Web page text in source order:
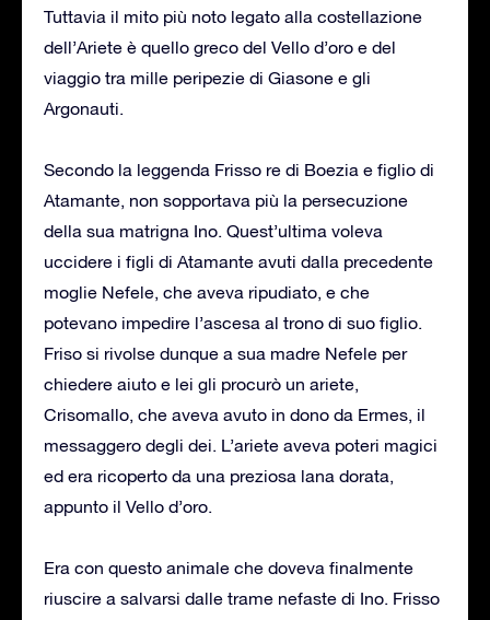
Tuttavia il mito più noto legato alla costellazione
dell’Ariete è quello greco del Vello d’oro e del
viaggio tra mille peripezie di Giasone e gli
Argonauti.
Secondo la leggenda Frisso re di Boezia e figlio di
Atamante, non sopportava più la persecuzione
della sua matrigna Ino. Quest’ultima voleva
uccidere i figli di Atamante avuti dalla precedente
moglie Nefele, che aveva ripudiato, e che
potevano impedire l’ascesa al trono di suo figlio.
Friso si rivolse dunque a sua madre Nefele per
chiedere aiuto e lei gli procurò un ariete,
Crisomallo, che aveva avuto in dono da Ermes, il
messaggero degli dei. L’ariete aveva poteri magici
ed era ricoperto da una preziosa lana dorata,
appunto il Vello d’oro.
Era con questo animale che doveva finalmente
riuscire a salvarsi dalle trame nefaste di Ino. Frisso